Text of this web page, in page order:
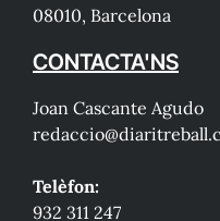
08010, Barcelona
CONTACTA'NS
Joan Cascante Agudo
Telèfon:
932 311 247